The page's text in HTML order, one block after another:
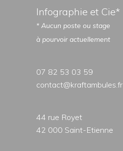
Infographie et Cie*
* Aucun poste ou stage
à pourvoir actuellement
07 82 53 03 59
contact@kraftambules.fr
44 rue Royet
42 000 Saint-Etienne